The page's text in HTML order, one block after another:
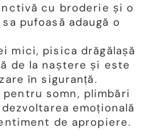
cu broderie și o
pufoasă adaugă o
mici, pisica drăgălașă
de la naștere și este
în siguranță.
somn, plimbări
emoțională
de apropiere.